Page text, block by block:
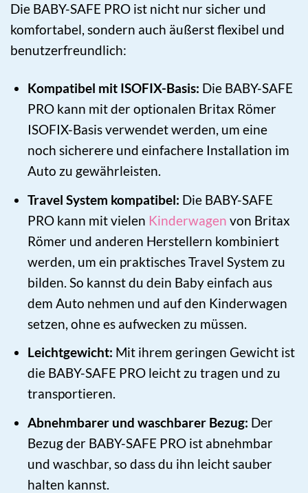
Die BABY-SAFE PRO ist nicht nur sicher und
komfortabel, sondern auch äußerst flexibel und
benutzerfreundlich:
Kompatibel mit ISOFIX-Basis: Die BABY-SAFE
PRO kann mit der optionalen Britax Römer
ISOFIX-Basis verwendet werden, um eine
noch sicherere und einfachere Installation im
Auto zu gewährleisten.
Travel System kompatibel: Die BABY-SAFE
PRO kann mit vielen Kinderwagen von Britax
Römer und anderen Herstellern kombiniert
werden, um ein praktisches Travel System zu
bilden. So kannst du dein Baby einfach aus
dem Auto nehmen und auf den Kinderwagen
setzen, ohne es aufwecken zu müssen.
Leichtgewicht: Mit ihrem geringen Gewicht ist
die BABY-SAFE PRO leicht zu tragen und zu
transportieren.
Abnehmbarer und waschbarer Bezug: Der
Bezug der BABY-SAFE PRO ist abnehmbar
und waschbar, so dass du ihn leicht sauber
halten kannst.